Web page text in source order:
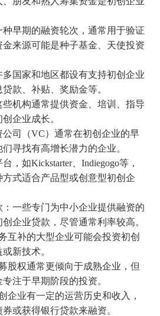
早期的融资轮次，通常用于验证
来源可能是种子基金、天使投资
国家和地区都设有支持初创企业
款、补贴、奖励金等。
机构通常提供资金、培训、指导
企业成长。
公司（VC）通常在初创企业的早
寻找有高增长潜力的企业。
，如Kickstarter、Indiegogo等，
式适合产品型或创意型初创企
一些专门为中小企业提供融资的
企业贷款，尽管通常利率较高。
互补的大型企业可能会投资初创
新技术。
股权通常更倾向于成熟企业，但
注于早期阶段的投资。
企业有一定的运营历史和收入，
或获得银行贷款来融资。